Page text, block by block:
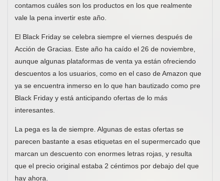
contamos cuáles son los productos en los que realmente
vale la pena invertir este año.
El Black Friday se celebra siempre el viernes después de
Acción de Gracias. Este año ha caído el 26 de noviembre,
aunque algunas plataformas de venta ya están ofreciendo
descuentos a los usuarios, como en el caso de Amazon que
ya se encuentra inmerso en lo que han bautizado como pre
Black Friday y está anticipando ofertas de lo más
interesantes.
La pega es la de siempre. Algunas de estas ofertas se
parecen bastante a esas etiquetas en el supermercado que
marcan un descuento con enormes letras rojas, y resulta
que el precio original estaba 2 céntimos por debajo del que
hay ahora.